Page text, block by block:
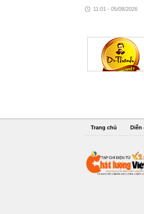
11:01 - 05/08/2026
Trang chủ Diễn